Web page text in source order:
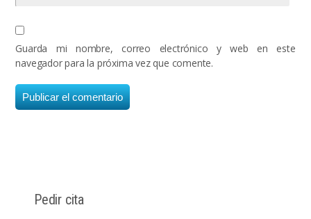
Guarda mi nombre, correo electrónico y web en este
navegador para la próxima vez que comente.
Pedir cita